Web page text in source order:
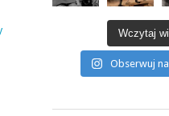
Wczytaj
Obserwuj